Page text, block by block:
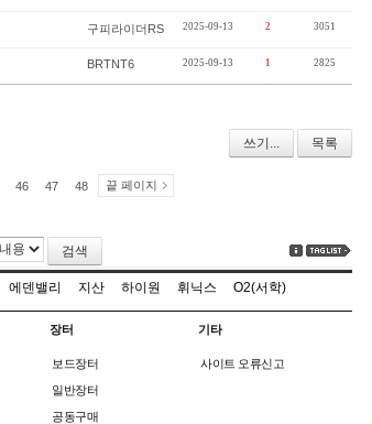
구피라이더RS 2025-09-13 2 3051
BRTNT6 2025-09-13 1 2825
쓰기... 목록
46 47 48 끝 페이지
검색
에덴밸리 지산 하이원 휘닉스 O2(서학)
장터
보드장터
일반장터
공동구매
기타
사이트 오류신고